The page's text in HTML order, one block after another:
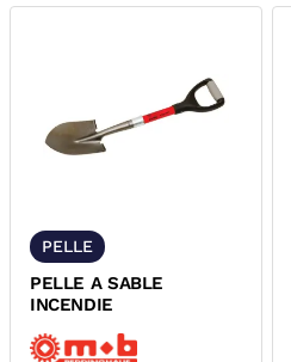
PELLE
PELLE A SABLE
INCENDIE